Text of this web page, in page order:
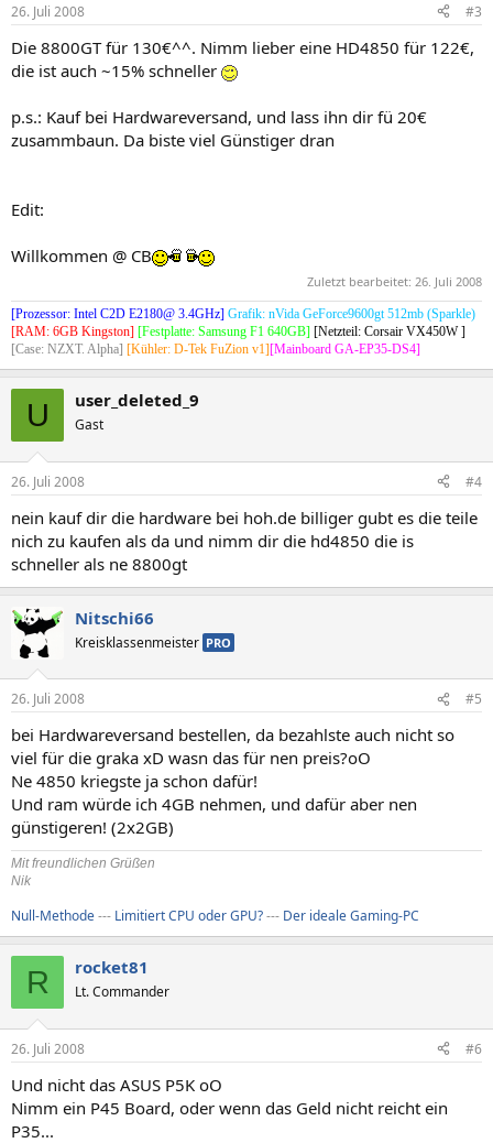
26. Juli 2008 #3
Die 8800GT für 130€^^. Nimm lieber eine HD4850 für 122€,
die ist auch ~15% schneller
p.s.: Kauf bei Hardwareversand, und lass ihn dir fü 20€
zusammbaun. Da biste viel Günstiger dran
Edit:
Willkommen @ CB
Zuletzt bearbeitet: 26. Juli 2008
[Prozessor: Intel C2D E2180@ 3.4GHz] Grafik: nVida GeForce9600gt 512mb (Sparkle)
[RAM: 6GB Kingston] [Festplatte: Samsung F1 640GB] [Netzteil: Corsair VX450W ]
[Case: NZXT. Alpha] [Kühler: D-Tek FuZion v1][Mainboard GA-EP35-DS4]
U user_deleted_9
Gast
26. Juli 2008 #4
nein kauf dir die hardware bei hoh.de billiger gubt es die teile
nich zu kaufen als da und nimm dir die hd4850 die is
schneller als ne 8800gt
Nitschi66
Kreisklassenmeister PRO
26. Juli 2008 #5
bei Hardwareversand bestellen, da bezahlste auch nicht so
viel für die graka xD wasn das für nen preis?oO
Ne 4850 kriegste ja schon dafür!
Und ram würde ich 4GB nehmen, und dafür aber nen
günstigeren! (2x2GB)
Mit freundlichen Grüßen
Nik
Null-Methode--- Limitiert CPU oder GPU?--- Der ideale Gaming-PC
R rocket81
Lt. Commander
26. Juli 2008 #6
Und nicht das ASUS P5K oO
Nimm ein P45 Board, oder wenn das Geld nicht reicht ein
P35...